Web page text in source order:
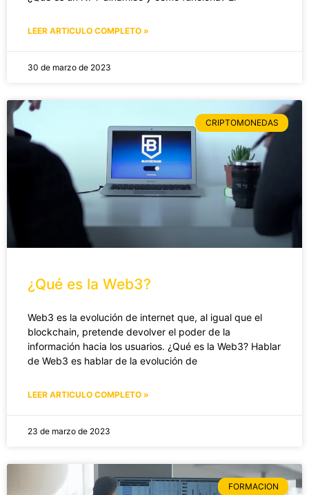
LEER ARTICULO COMPLETO »
30 de marzo de 2023
CRIPTOMONEDAS
¿Qué es la Web3?
Web3 es la evolución de internet que, al igual que el
blockchain, pretende devolver el poder de la
información hacia los usuarios. ¿Qué es la Web3? Hablar
de Web3 es hablar de la evolución de
LEER ARTICULO COMPLETO »
23 de marzo de 2023
FORMACION